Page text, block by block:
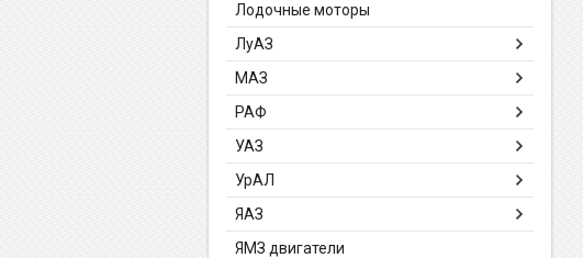
Лодочные моторы
ЛуАЗ
МАЗ
РАФ
УАЗ
УрАЛ
ЯАЗ
ЯМЗ двигатели